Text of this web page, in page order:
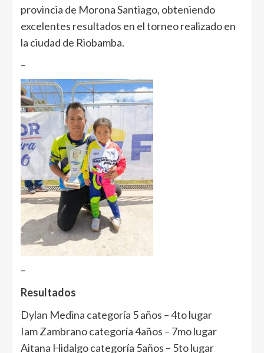
provincia de Morona Santiago, obteniendo
excelentes resultados en el torneo realizado en
la ciudad de Riobamba.
–
–
Resultados
Dylan Medina categoría 5 años – 4to lugar
Iam Zambrano categoría 4años – 7mo lugar
Aitana Hidalgo categoría 5años – 5to lugar